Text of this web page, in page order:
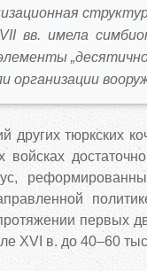
вв. имела
организации
других тюркских
войсках
первых
XVI в. до 40–60